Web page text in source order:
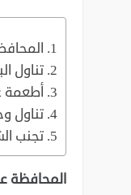
تناول
أطعمة
تناول
تجنب
المحافظة